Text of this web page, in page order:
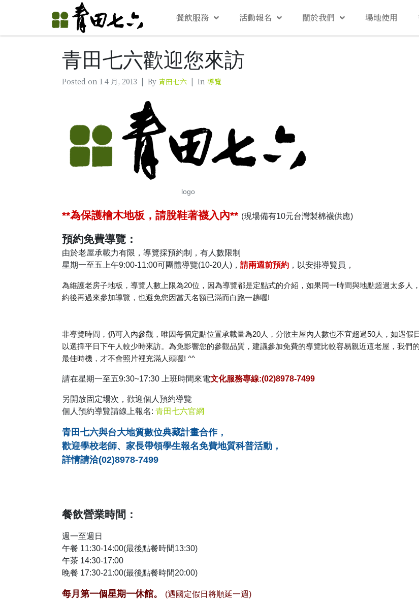
餐飲服務 活動報名 關於我們 場地使用
青田七六歡迎您來訪
Posted on 1 4 月, 2013 By 青田七六 In 導覽
logo
**為保護檜木地板，請脫鞋著襪入內** (現場備有10元台灣製棉襪供應)
預約免費導覽：
由於老屋承載力有限，導覽採預約制，有人數限制
星期一至五上午9:00-11:00可團體導覽(10-20人)， 請兩週前預約 ，以安排導覽員，
為維護老房子地板，導覽人數上限為20位，因為導覽都是定點式的介紹，如果同一時間與地點超過太多
約後再過來參加導覽，也避免您因當天名額已滿而白跑一趟喔!
非導覽時間，仍可入內參觀，唯因每個定點位置承載量為20人，分散主屋內人數也不宜超過50人，如遇
以選擇平日下午人較少時來訪。為免影響您的參觀品質，建議參加免費的導覽比較容易親近這老屋，我們
最佳時機，才不會照片裡充滿人頭喔! ^^
請在星期一至五9:30~17:30 上班時間來電文化服務專線:(02)8978-7499
另開放固定場次，歡迎個人預約導覽
個人預約導覽請線上報名: 青田七六官網
青田七六與台大地質數位典藏計畫合作，
歡迎學校老師、家長帶領學生報名免費地質科普活動，
詳情請洽(02)8978-7499
餐飲營業時間：
週一至週日
午餐 11:30-14:00(最後點餐時間13:30)
午茶 14:30-17:00
晚餐 17:30-21:00(最後點餐時間20:00)
每月第一個星期一休館。 (遇國定假日將順延一週)